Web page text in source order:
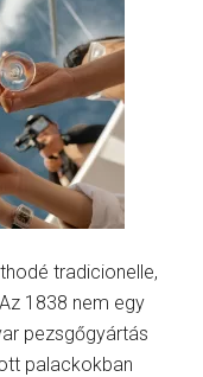
tradicionelle,
1838 nem egy
pezsgőgyártás
palackokban